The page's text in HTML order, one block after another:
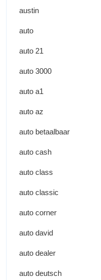
austin
auto
auto 21
auto 3000
auto a1
auto az
auto betaalbaar
auto cash
auto class
auto classic
auto corner
auto david
auto dealer
auto deutsch